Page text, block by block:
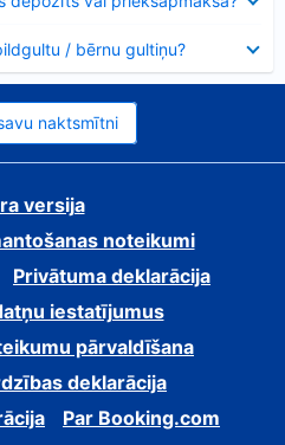
/ bērnu gultiņu?
naktsmītni
versija
noteikumi
Privātuma deklarācija
iestatījumus
pārvaldīšana
deklarācija
Par Booking.com